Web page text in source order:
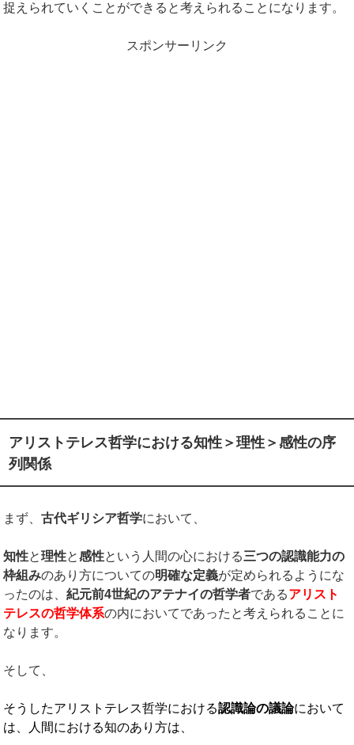
捉えられていくことができると考えられることになります。
スポンサーリンク
アリストテレス哲学における知性＞理性＞感性の序
列関係
まず、古代ギリシア哲学において、
知性と理性と感性という人間の心における三つの認識能力の
枠組みのあり方についての明確な定義が定められるようにな
ったのは、紀元前4世紀のアテナイの哲学者であるアリスト
テレスの哲学体系の内においてであったと考えられることに
なります。
そして、
そうしたアリストテレス哲学における認識論の議論において
は、人間における知のあり方は、